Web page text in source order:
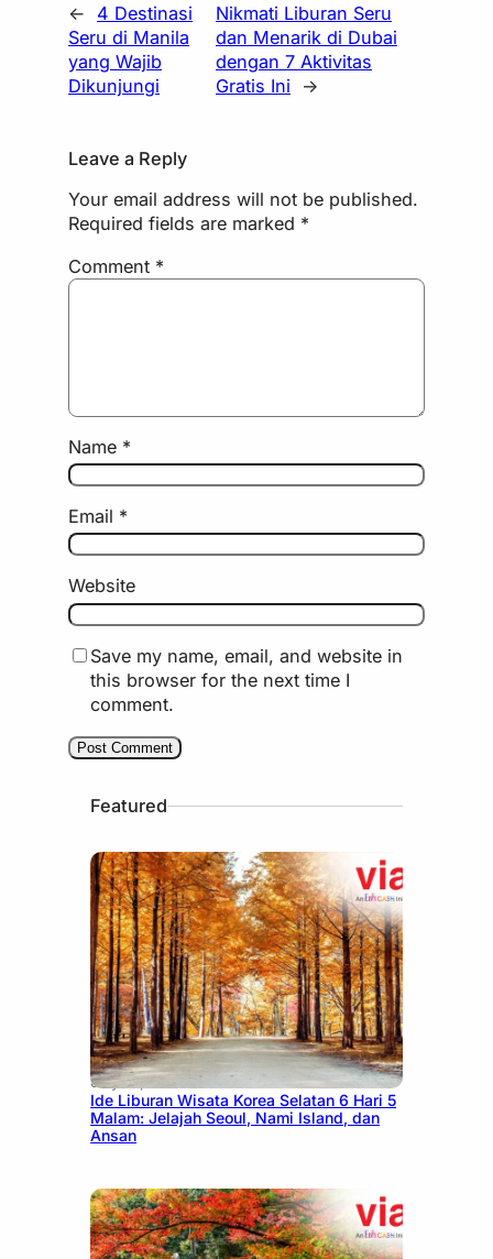
←
4 Destinasi
Seru di Manila
yang Wajib
Dikunjungi
Nikmati Liburan Seru
dan Menarik di Dubai
dengan 7 Aktivitas
Gratis Ini
→
Leave a Reply
Your email address will not be published.
Required fields are marked *
Comment *
Name *
Email *
Website
Save my name, email, and website in
this browser for the next time I
comment.
Featured
July 15, 2026
Ide Liburan Wisata Korea Selatan 6 Hari 5
Malam: Jelajah Seoul, Nami Island, dan
Ansan